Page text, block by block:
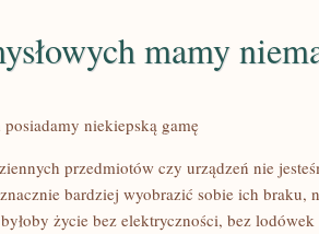
mamy
niekiepską gamę
przedmiotów czy urządzeń nie
bardziej wyobrazić sobie ich braku,
życie bez elektryczności, bez